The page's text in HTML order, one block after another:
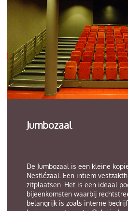
Jumbozaal
De Jumbozaal is een kleine
Nestlézaal. Een intiem
zitplaatsen. Het is een ideaal
bijeenkomsten waarbij
belangrijk is zoals interne